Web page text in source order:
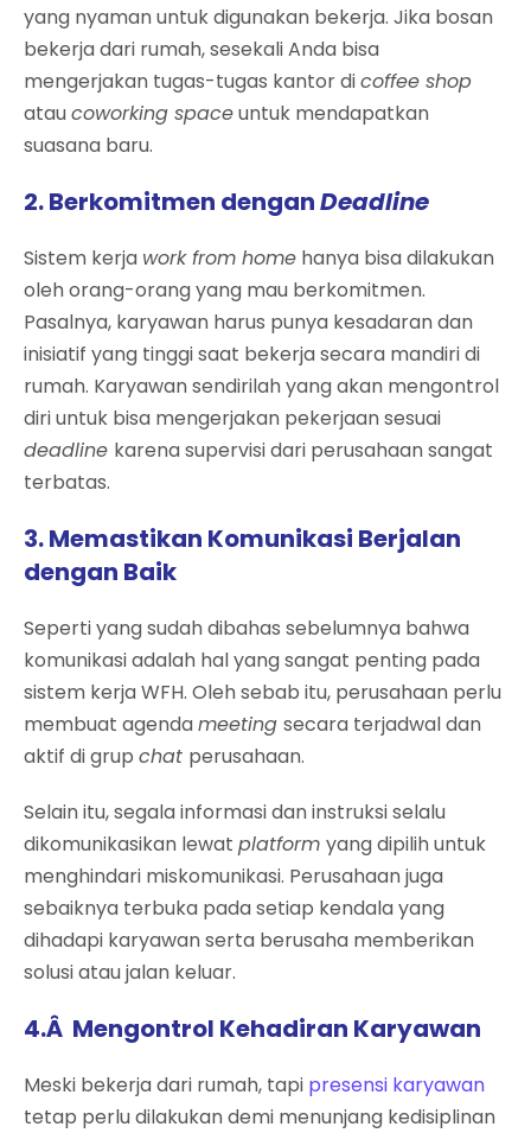
yang nyaman untuk digunakan bekerja. Jika bosan
bekerja dari rumah, sesekali Anda bisa
mengerjakan tugas-tugas kantor dicoffee shop
ataucoworking spaceuntuk mendapatkan
suasana baru.
2. Berkomitmen denganDeadline
Sistem kerja work from home hanya bisa dilakukan
oleh orang-orang yang mau berkomitmen.
Pasalnya, karyawan harus punya kesadaran dan
inisiatif yang tinggi saat bekerja secara mandiri di
rumah. Karyawan sendirilah yang akan mengontrol
diri untuk bisa mengerjakan pekerjaan sesuai
deadline karena supervisi dari perusahaan sangat
terbatas.
3. Memastikan Komunikasi Berjalan
dengan Baik
Seperti yang sudah dibahas sebelumnya bahwa
komunikasi adalah hal yang sangat penting pada
sistem kerja WFH. Oleh sebab itu, perusahaan perlu
membuat agendameeting secara terjadwal dan
aktif di grup chat perusahaan.
Selain itu, segala informasi dan instruksi selalu
dikomunikasikan lewat platform yang dipilih untuk
menghindari miskomunikasi. Perusahaan juga
sebaiknya terbuka pada setiap kendala yang
dihadapi karyawan serta berusaha memberikan
solusi atau jalan keluar.
4.Â Mengontrol Kehadiran Karyawan
Meski bekerja dari rumah, tapi presensi karyawan
tetap perlu dilakukan demi menunjang kedisiplinan